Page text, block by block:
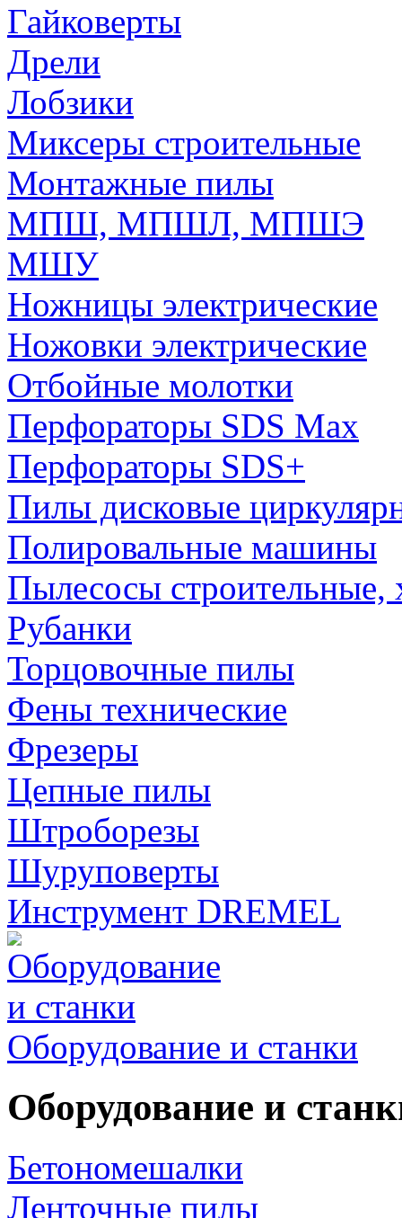
Гайковерты
Дрели
Лобзики
Миксеры строительные
Монтажные пилы
МПШ, МПШЛ, МПШЭ
МШУ
Ножницы электрические
Ножовки электрические
Отбойные молотки
Перфораторы SDS Max
Перфораторы SDS+
Пилы дисковые
Полировальные машины
Пылесосы строительные,
Рубанки
Торцовочные пилы
Фены технические
Фрезеры
Цепные пилы
Штроборезы
Шуруповерты
Инструмент DREMEL
Оборудование и станки
Оборудование и
Бетономешалки
Ленточные пилы